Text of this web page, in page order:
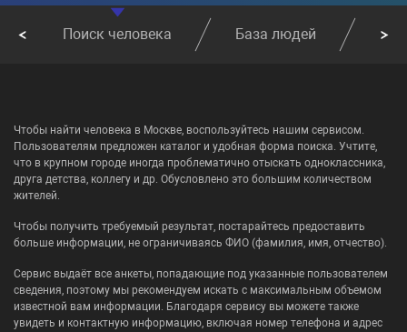
Поиск человека База людей
Чтобы найти человека в Москве, воспользуйтесь нашим сервисом.
Пользователям предложен каталог и удобная форма поиска. Учтите,
что в крупном городе иногда проблематично отыскать одноклассника,
друга детства, коллегу и др. Обусловлено это большим количеством
жителей.
Чтобы получить требуемый результат, постарайтесь предоставить
больше информации, не ограничиваясь ФИО (фамилия, имя, отчество).
Сервис выдаёт все анкеты, попадающие под указанные пользователем
сведения, поэтому мы рекомендуем искать с максимальным объемом
известной вам информации. Благодаря сервису вы можете также
увидеть и контактную информацию, включая номер телефона и адрес